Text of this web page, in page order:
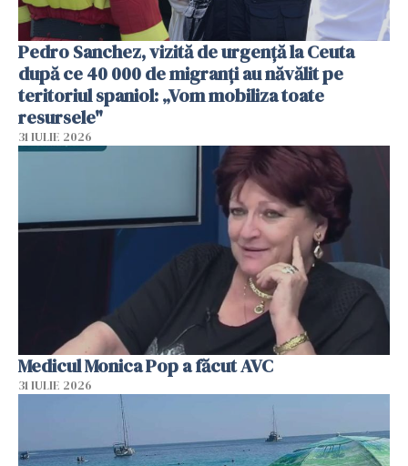
Pedro Sanchez, vizită de urgență la Ceuta
după ce 40 000 de migranți au năvălit pe
teritoriul spaniol: „Vom mobiliza toate
resursele"
31 IULIE 2026
Medicul Monica Pop a făcut AVC
31 IULIE 2026